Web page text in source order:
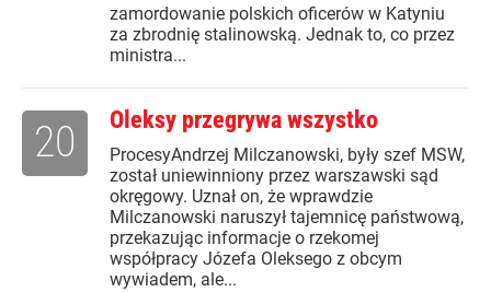
zamordowanie polskich oficerów w Katyniu
za zbrodnię stalinowską. Jednak to, co przez
ministra...
Oleksy przegrywa wszystko
ProcesyAndrzej Milczanowski, były szef MSW,
został uniewinniony przez warszawski sąd
okręgowy. Uznał on, że wprawdzie
Milczanowski naruszył tajemnicę państwową,
przekazując informacje o rzekomej
współpracy Józefa Oleksego z obcym
wywiadem, ale...
20